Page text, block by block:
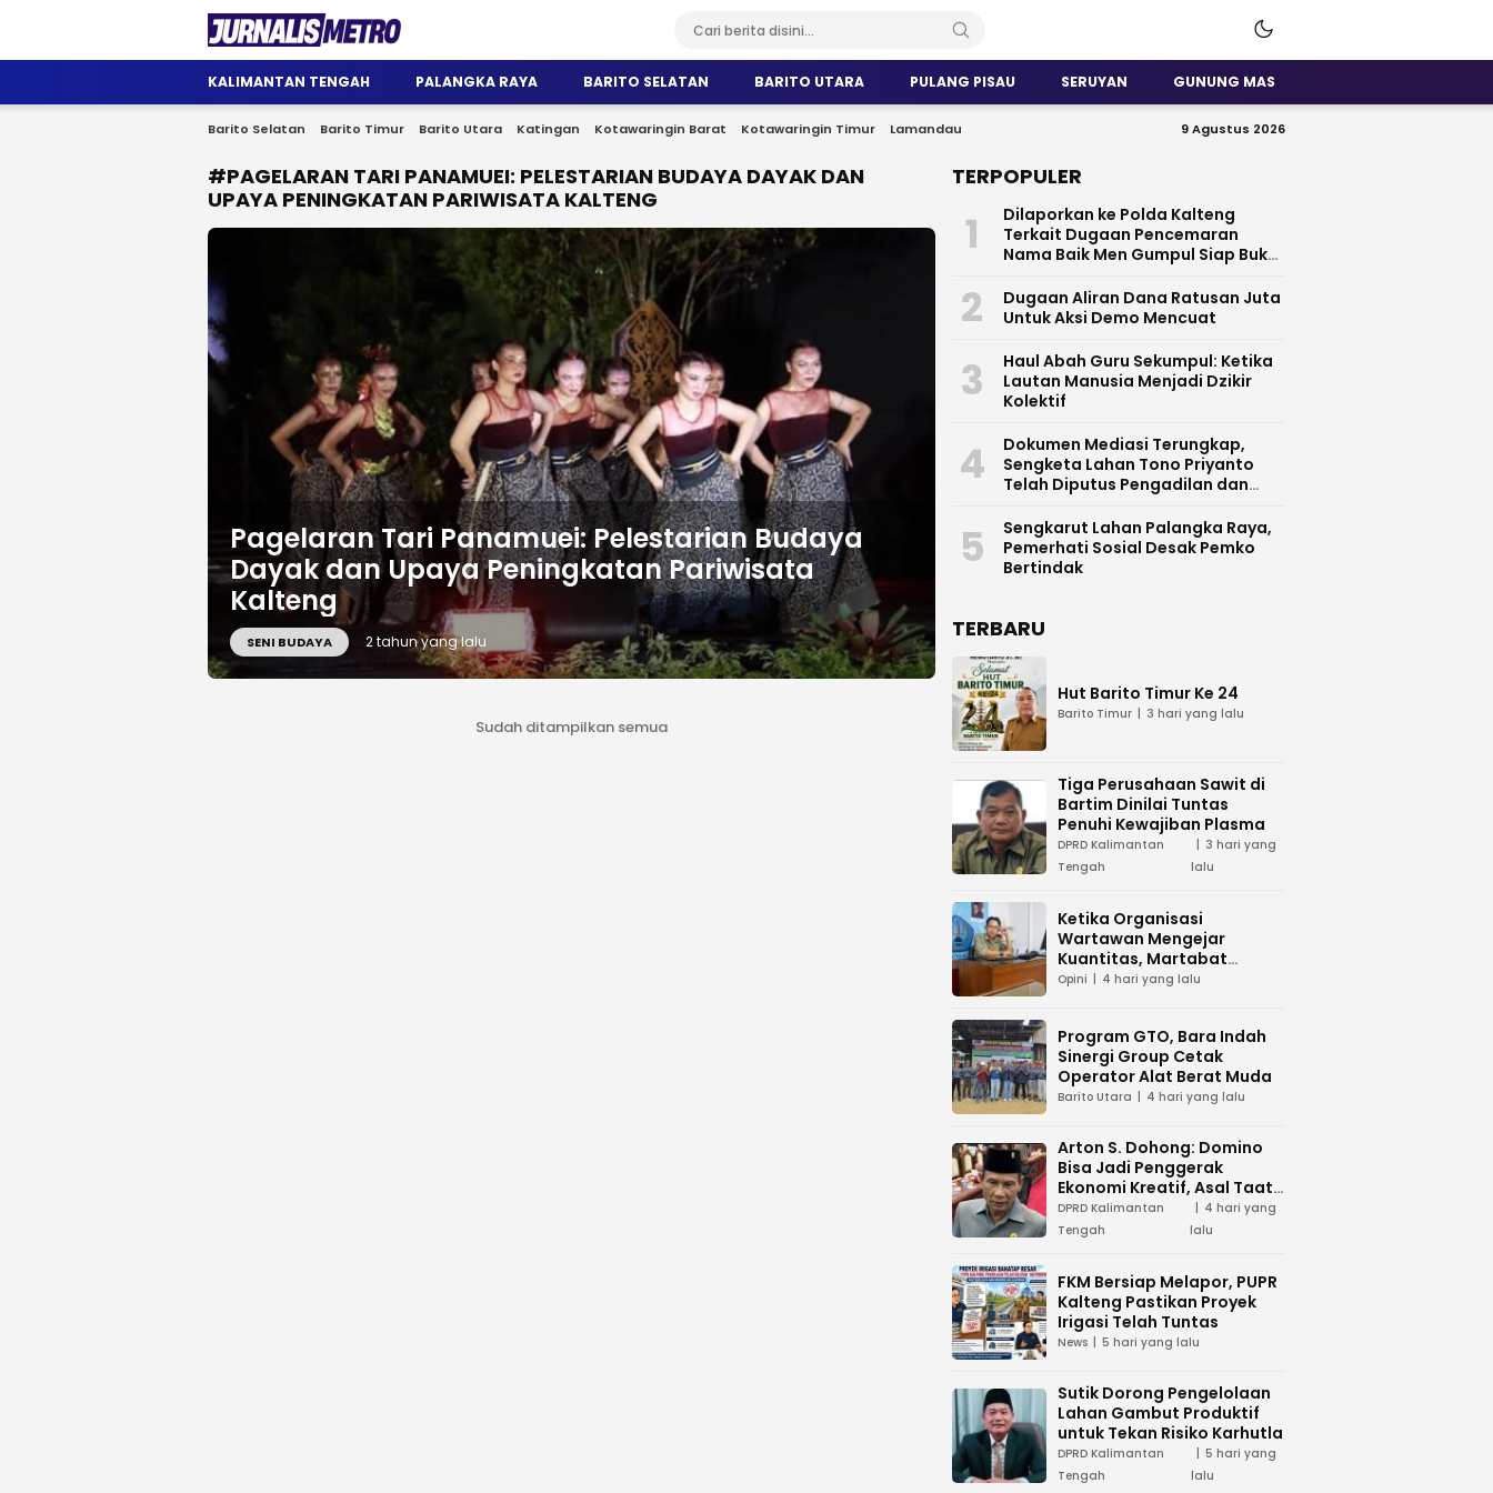
Jurnalis Metro
Satu Wadah Informasi
KALIMANTAN TENGAH PALANGKA RAYA BARITO SELATAN BARITO UTARA PULANG PISAU SERUYAN GUNUNG MAS
Barito Selatan Barito Timur Barito Utara Katingan Kotawaringin Barat Kotawaringin Timur Lamandau 9 Agustus 2026
#PAGELARAN TARI PANAMUEI: PELESTARIAN BUDAYA DAYAK DAN
UPAYA PENINGKATAN PARIWISATA KALTENG
Pagelaran Tari Panamuei: Pelestarian Budaya
Dayak dan Upaya Peningkatan Pariwisata
Kalteng
SENI BUDAYA 2 tahun yang lalu
Sudah ditampilkan semua
TERPOPULER
1
Dilaporkan ke Polda Kalteng
Terkait Dugaan Pencemaran
Nama Baik Men Gumpul Siap Buka
2
Dugaan Aliran Dana Ratusan Juta
Untuk Aksi Demo Mencuat
3
Haul Abah Guru Sekumpul: Ketika
Lautan Manusia Menjadi Dzikir
Kolektif
4
​Dokumen Mediasi Terungkap,
Sengketa Lahan Tono Priyanto
Telah Diputus Pengadilan dan
5
Sengkarut Lahan Palangka Raya,
Pemerhati Sosial Desak Pemko
Bertindak
TERBARU
Hut Barito Timur Ke 24
Barito Timur 3 hari yang lalu
Tiga Perusahaan Sawit di
Bartim Dinilai Tuntas
Penuhi Kewajiban Plasma
DPRD Kalimantan
Tengah
3 hari yang
lalu
Ketika Organisasi
Wartawan Mengejar
Kuantitas, Martabat
Profesi Menjadi Taruhan
Opini 4 hari yang lalu
Program GTO, Bara Indah
Sinergi Group Cetak
Operator Alat Berat Muda
Barito Utara 4 hari yang lalu
Arton S. Dohong: Domino
Bisa Jadi Penggerak
Ekonomi Kreatif, Asal Taat
Aturan
DPRD Kalimantan
Tengah
4 hari yang
lalu
FKM Bersiap Melapor, PUPR
Kalteng Pastikan Proyek
Irigasi Telah Tuntas
News 5 hari yang lalu
Sutik Dorong Pengelolaan
Lahan Gambut Produktif
untuk Tekan Risiko Karhutla
DPRD Kalimantan
Tengah
5 hari yang
lalu